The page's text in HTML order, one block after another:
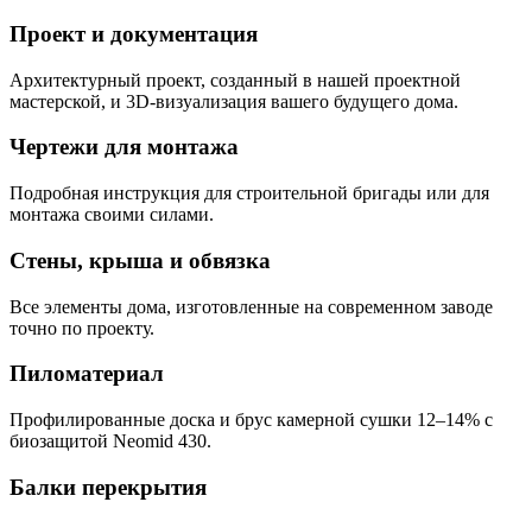
Проект и документация
Архитектурный проект, созданный в нашей проектной
мастерской, и 3D-визуализация вашего будущего дома.
Чертежи для монтажа
Подробная инструкция для строительной бригады или для
монтажа своими силами.
Стены, крыша и обвязка
Все элементы дома, изготовленные на современном заводе
точно по проекту.
Пиломатериал
Профилированные доска и брус камерной сушки 12–14% с
биозащитой Neomid 430.
Балки перекрытия